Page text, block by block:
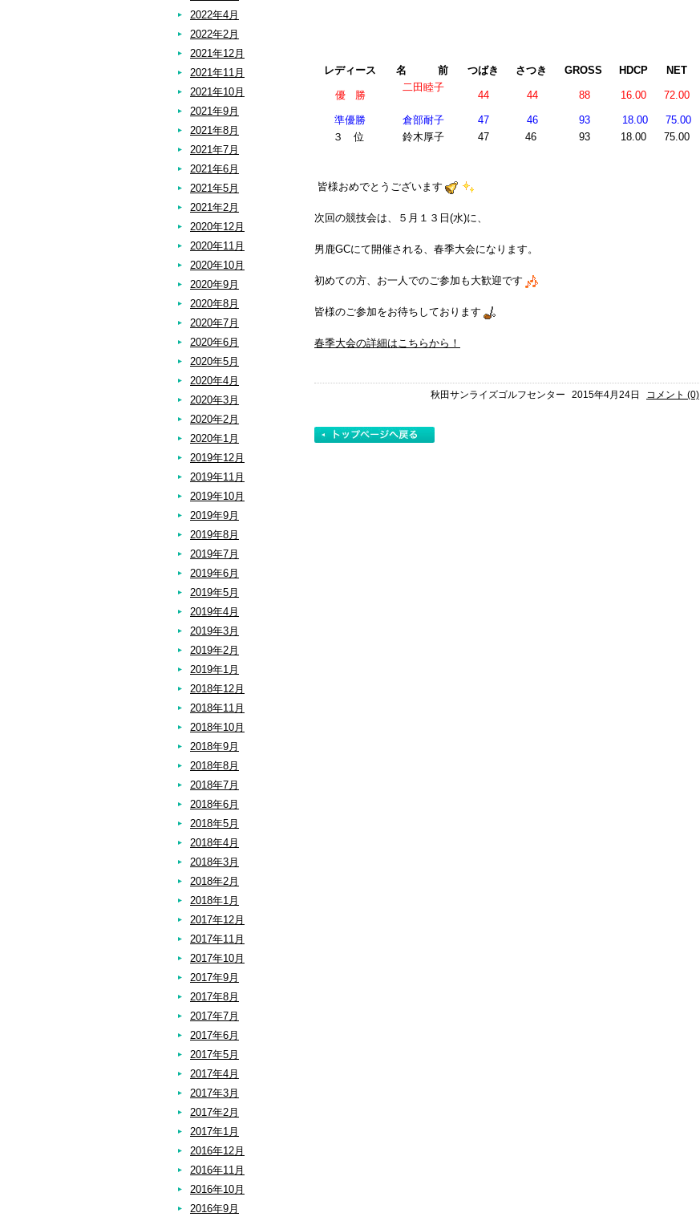
レディース 名 前 つばき さつき GROSS HDCP NET
優 勝
二田睦子
44 44 88 16.00 72.00
準優勝 倉部耐子 47 46 93 18.00
75.00
３ 位
鈴木厚子 47 46 93 18.00 75.00
皆様おめでとうございます
次回の競技会は、５月１３日(水)に、
男鹿GCにて開催される、春季大会になります。
初めての方、お一人でのご参加も大歓迎です
皆様のご参加をお待ちしております
春季大会の詳細はこちらから！
秋田サンライズゴルフセンター 2015年4月24日 コメント (0)
2022年4月
2022年2月
2021年12月
2021年11月
2021年10月
2021年9月
2021年8月
2021年7月
2021年6月
2021年5月
2021年2月
2020年12月
2020年11月
2020年10月
2020年9月
2020年8月
2020年7月
2020年6月
2020年5月
2020年4月
2020年3月
2020年2月
2020年1月
2019年12月
2019年11月
2019年10月
2019年9月
2019年8月
2019年7月
2019年6月
2019年5月
2019年4月
2019年3月
2019年2月
2019年1月
2018年12月
2018年11月
2018年10月
2018年9月
2018年8月
2018年7月
2018年6月
2018年5月
2018年4月
2018年3月
2018年2月
2018年1月
2017年12月
2017年11月
2017年10月
2017年9月
2017年8月
2017年7月
2017年6月
2017年5月
2017年4月
2017年3月
2017年2月
2017年1月
2016年12月
2016年11月
2016年10月
2016年9月